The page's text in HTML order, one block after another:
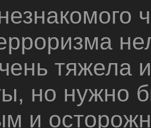
тяжела
но нужно
и